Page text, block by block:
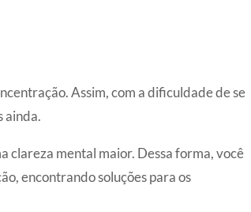
Assim, com a dificuldade de se
ainda.
clareza mental maior. Dessa forma, você
encontrando soluções para os